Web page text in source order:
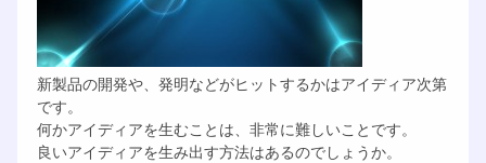
新製品の開発や、発明などがヒットするかはアイディア次第
です。
何かアイディアを生むことは、非常に難しいことです。
良いアイディアを生み出す方法はあるのでしょうか。